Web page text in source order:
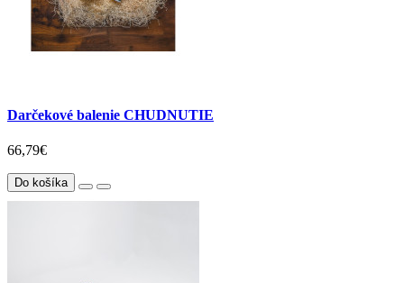
Darčekové balenie CHUDNUTIE
66,79€
Do košíka